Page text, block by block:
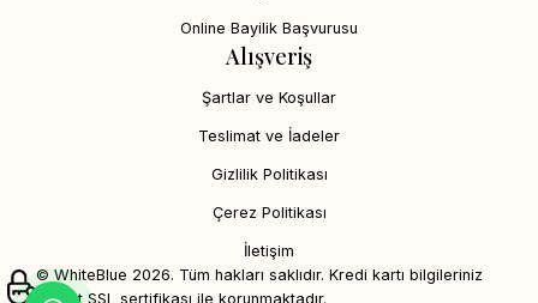
Online Bayilik Başvurusu
Alışveriş
Şartlar ve Koşullar
Teslimat ve İadeler
Gizlilik Politikası
Çerez Politikası
İletişim
© WhiteBlue 2026. Tüm hakları saklıdır. Kredi kartı bilgileriniz
256bit SSL sertifikası ile korunmaktadır.